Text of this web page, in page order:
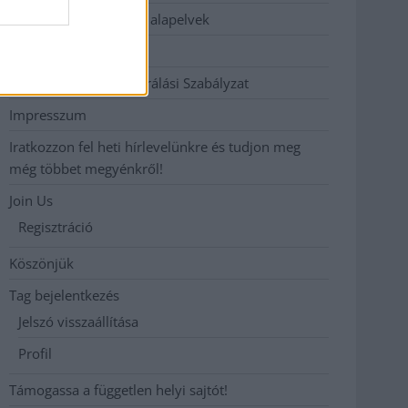
Etikai és függetlenségi alapelvek
Hozzászólási és Moderálási Szabályzat
Impresszum
Iratkozzon fel heti hírlevelünkre és tudjon meg
még többet megyénkről!
Join Us
Regisztráció
Köszönjük
Tag bejelentkezés
Jelszó visszaállítása
Profil
Támogassa a független helyi sajtót!